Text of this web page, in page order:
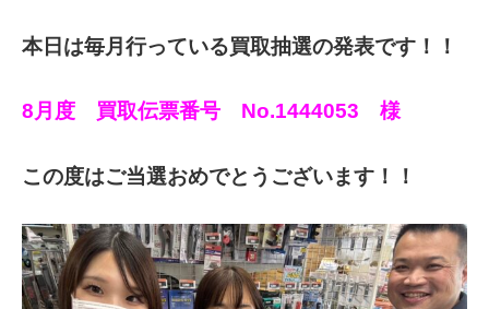
本日は毎月行っている買取抽選の発表です！！
8月度 買取伝票番号 No.1444053 様
この度はご当選おめでとうございます！！